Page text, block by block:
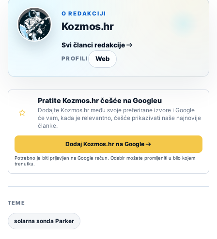
O REDAKCIJI
Kozmos.hr
Svi članci redakcije
PROFILI Web
Pratite Kozmos.hr češće na Googleu
Dodajte Kozmos.hr među svoje preferirane izvore i Google
će vam, kada je relevantno, češće prikazivati naše najnovije
članke.
Dodaj Kozmos.hr na Google
Potrebno je biti prijavljen na Google račun. Odabir možete promijeniti u bilo kojem
trenutku.
TEME
solarna sonda Parker